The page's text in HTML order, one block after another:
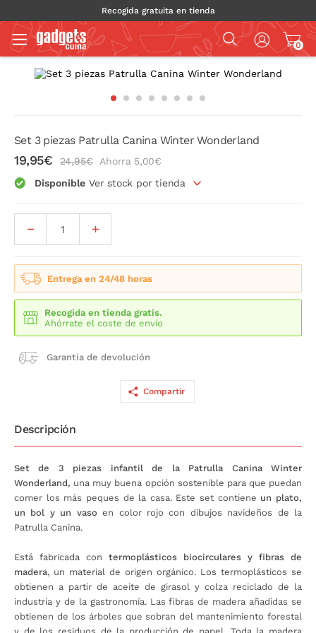
Recogida gratuita en tienda
0
Set 3 piezas Patrulla Canina Winter Wonderland
19,95€ 24,95€
Ahorra 5,00€
Disponible Ver stock por tienda
Entrega en 24/48 horas
Recogida en tienda gratis.
Ahórrate el coste de envío
Garantía de devolución
Compartir
Descripción
Set de 3 piezas infantil de la Patrulla Canina Winter
Wonderland, una muy buena opción sostenible para que puedan
comer los más peques de la casa. Este set contiene un plato,
un bol y un vaso en color rojo con dibujos navideños de la
Patrulla Canina.
Está fabricada con termoplásticos biocirculares y fibras de
madera, un material de origen orgánico. Los termoplásticos se
obtienen a partir de aceite de girasol y colza reciclado de la
industria y de la gastronomía. Las fibras de madera añadidas se
obtienen de los árboles que sobran del mantenimiento forestal